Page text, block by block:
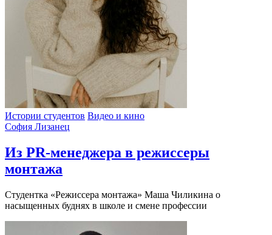
Истории студентов Видео и кино
София Лизанец
Из PR-менеджера в режиссеры
монтажа
Cтудентка «Режиссера монтажа» Маша Чиликина о
насыщенных буднях в школе и смене профессии